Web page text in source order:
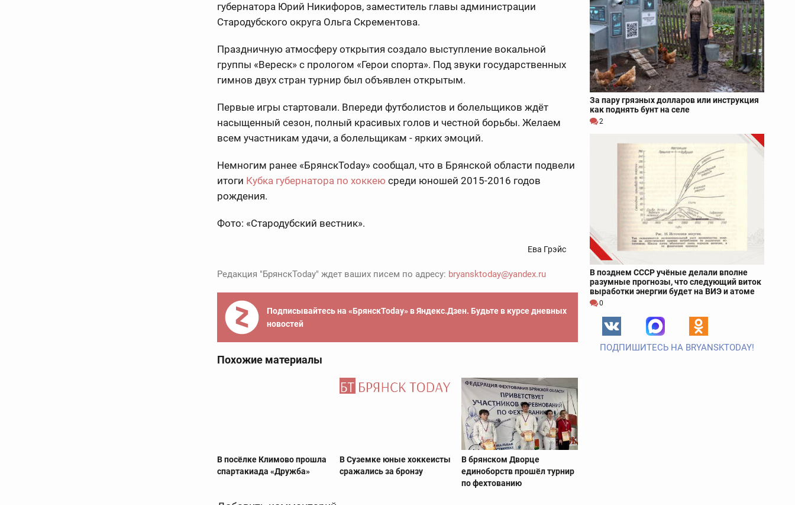
губернатора Юрий Никифоров, заместитель главы администрации
Стародубского округа Ольга Скрементова.
Праздничную атмосферу открытия создало выступление вокальной
группы «Вереск» с прологом «Герои спорта». Под звуки государственных
гимнов двух стран турнир был объявлен открытым.
Первые игры стартовали. Впереди футболистов и болельщиков ждёт
насыщенный сезон, полный красивых голов и честной борьбы. Желаем
всем участникам удачи, а болельщикам - ярких эмоций.
Немногим ранее «БрянскToday» сообщал, что в Брянской области подвели
итоги Кубка губернатора по хоккею среди юношей 2015-2016 годов
рождения.
Фото: «Стародубский вестник».
Ева Грэйс
Редакция "БрянскToday" ждет ваших писем по адресу: bryansktoday@yandex.ru
Подписывайтесь на «БрянскToday» в Яндекс.Дзен. Будьте в курсе дневных
новостей
Похожие материалы
В посёлке Климово прошла
спартакиада «Дружба»
В Суземке юные хоккеисты
сражались за бронзу
В брянском Дворце
единоборств прошёл турнир
по фехтованию
За пару грязных долларов или инструкция
как поднять бунт на селе
2
В позднем СССР учёные делали вполне
разумные прогнозы, что следующий виток
выработки энергии будет на ВИЭ и атоме
0
ПОДПИШИТЕСЬ НА BRYANSKTODAY!